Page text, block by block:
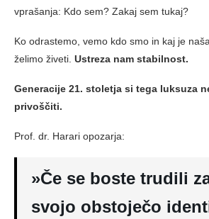
vprašanja: Kdo sem? Zakaj sem tukaj?
Ko odrastemo, vemo kdo smo in kaj je
želimo živeti. Ustreza nam stabilnost.
Generacije 21. stoletja si tega luksuza
privoščiti.
Prof. dr. Harari opozarja:
»Če se boste trudili
svojo obstoječo